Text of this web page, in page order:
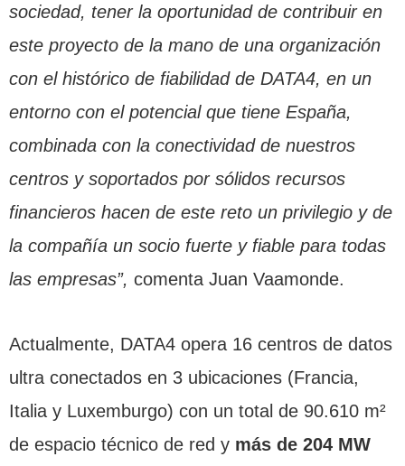
sociedad, tener la oportunidad de contribuir en
este proyecto de la mano de una organización
con el histórico de fiabilidad de DATA4, en un
entorno con el potencial que tiene España,
combinada con la conectividad de nuestros
centros y soportados por sólidos recursos
financieros hacen de este reto un privilegio y de
la compañía un socio fuerte y fiable para todas
las empresas”, comenta Juan Vaamonde.
Actualmente, DATA4 opera 16 centros de datos
ultra conectados en 3 ubicaciones (Francia,
Italia y Luxemburgo) con un total de 90.610 m²
de espacio técnico de red y más de 204 MW